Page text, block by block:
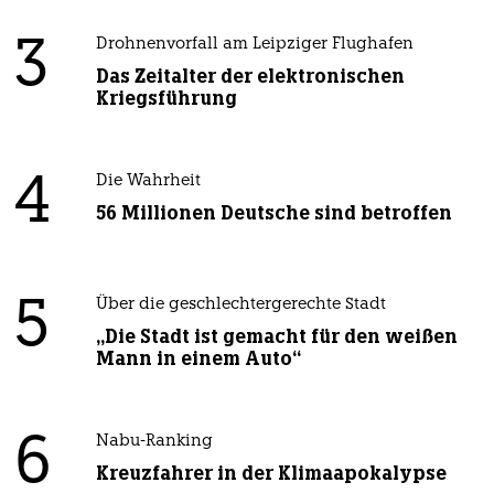
3 Drohnenvorfall am Leipziger Flughafen
Das Zeitalter der elektronischen
Kriegsführung
4 Die Wahrheit
56 Millionen Deutsche sind betroffen
5 Über die geschlechtergerechte Stadt
„Die Stadt ist gemacht für den weißen
Mann in einem Auto“
6 Nabu-Ranking
Kreuzfahrer in der Klimaapokalypse